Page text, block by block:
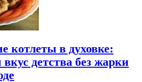
котлеты в духовке:
детства без жарки